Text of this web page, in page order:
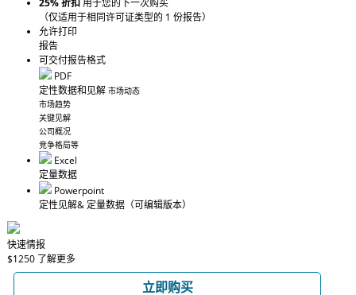
25% 折扣用于您的下一次购买
（仅适用于相同许可证类型的 1 份报告）
允许打印
报告
可交付报告格式
PDF
定性数据和见解 市场动态
市场趋势
关键见解
公司概况
竞争格局等
Excel
定量数据
Powerpoint
定性见解& 定量数据 （可编辑版本）
快速情报
$1250 了解更多
立即购买